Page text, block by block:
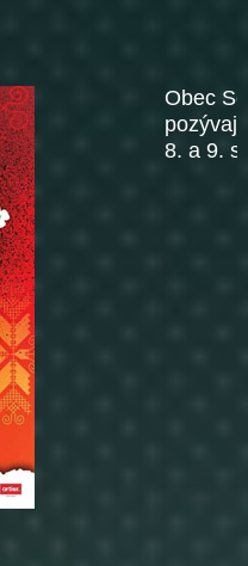
Obec
8. a 9.